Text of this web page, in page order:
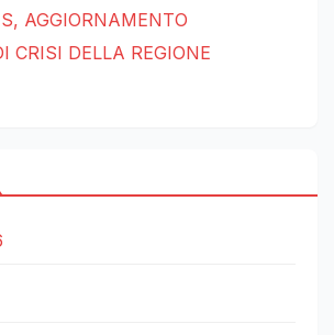
AGGIORNAMENTO
CRISI DELLA REGIONE